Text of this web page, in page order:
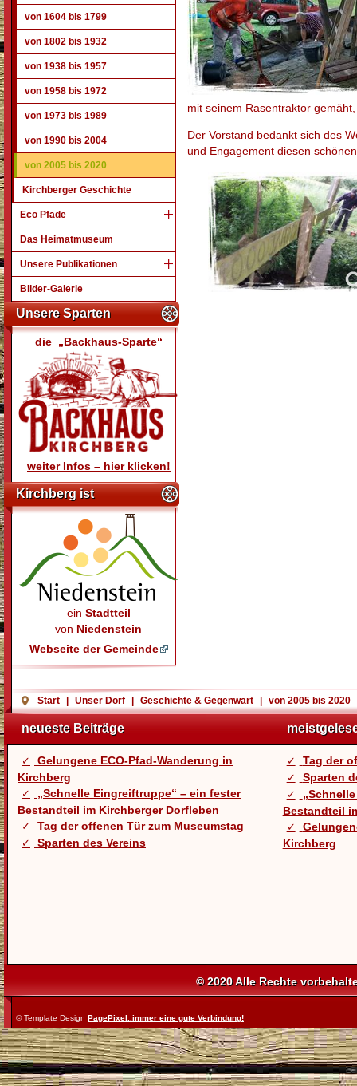
von 1604 bis 1799
von 1802 bis 1932
von 1938 bis 1957
von 1958 bis 1972
von 1973 bis 1989
von 1990 bis 2004
von 2005 bis 2020
Kirchberger Geschichte
Eco Pfade
Das Heimatmuseum
Unsere Publikationen
Bilder-Galerie
Unsere Sparten
die „Backhaus-Sparte“
weiter Infos – hier klicken!
Kirchberg ist
ein Stadtteil
von Niedenstein
Webseite der Gemeinde
mit seinem Rasentraktor
Der Vorstand bedankt sich des
und Engagement diesen
Start Unser Dorf Geschichte & Gegenwart von 2005 bis 2020
neueste Beiträge
Gelungene ECO-Pfad-Wanderung in
Kirchberg
„Schnelle Eingreiftruppe“ – ein fester
Bestandteil im Kirchberger Dorfleben
Tag der offenen Tür zum Museumstag
Sparten des Vereins
Tag der
Sparten
Bestandteil
Kirchberg
© 2020 Alle Rechte
© Template Design PagePixel..immer eine gute Verbindung!